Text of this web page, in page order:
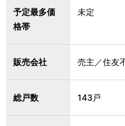
予定最多価
格帯
未定
販売会社 売主／住友
総戸数 143戸